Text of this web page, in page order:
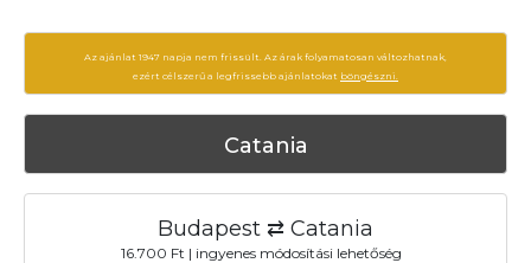
Az ajánlat 1947 napja nem frissült. Az árak folyamatosan változhatnak,
ezért célszerű a legfrissebb ajánlatokat böngészni.
Catania
Budapest ⇄ Catania
16.700 Ft | ingyenes módosítási lehetőség